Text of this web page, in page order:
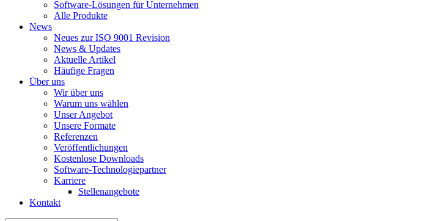
Software-Lösungen für Unternehmen
Alle Produkte
News
Neues zur ISO 9001 Revision
News & Updates
Aktuelle Artikel
Häufige Fragen
Über uns
Wir über uns
Warum uns wählen
Unser Angebot
Unsere Formate
Referenzen
Veröffentlichungen
Kostenlose Downloads
Software-Technologiepartner
Karriere
Stellenangebote
Kontakt